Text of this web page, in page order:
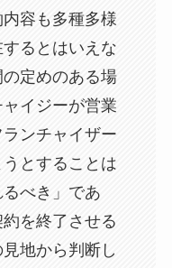
容も多種多様
るとはいえな
定めのある場
イジーが営業
ンチャイザー
とすることは
べき」であ
を終了させる
地から判断し